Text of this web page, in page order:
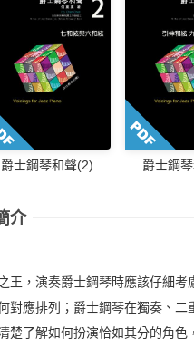
爵士鋼琴和聲(2) 爵士鋼
介
王，演奏爵士鋼琴時應該仔細考
對應排列；爵士鋼琴在獨奏、二
楚了解如何扮演恰如其分的角色